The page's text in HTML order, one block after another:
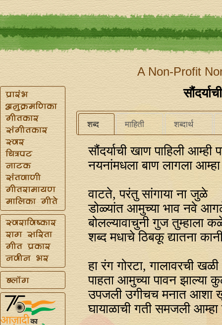
A Non-Profit
शब्द माहिती शब्दार्थ
सौंदर्याची खाण पाहिली आम्ही
नयनांमधला बाण लागला आम्हा
वाटते, परंतु सांगाया ना जुळे
डोळ्यांत आमुच्या भाव नवे
बोलल्यावाचुनी गुज तुम्हाला
शब्द मधाचे ठिबकू द्यातना
हा रंग गोरटा, गालावरची खळी
पाहता आमुच्या पावन झाल्या
उपजली उगीचच मनात आशा
घायाळाची गती समजली आम्हा